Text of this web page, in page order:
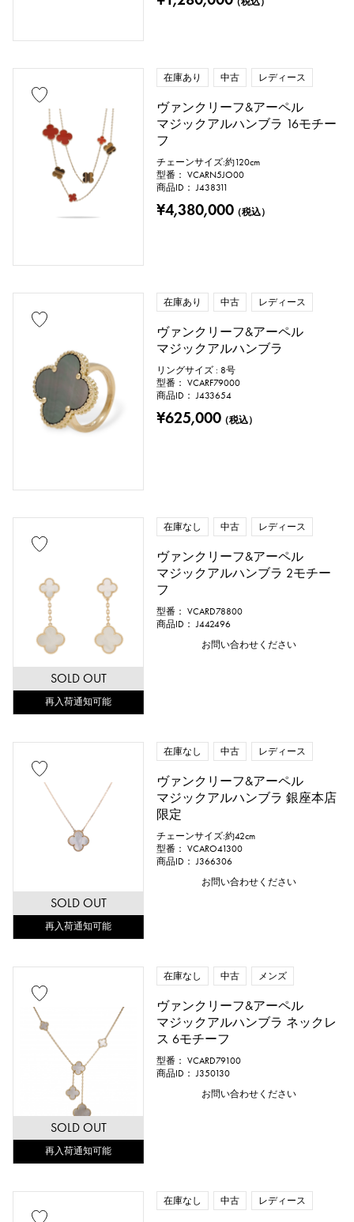
在庫あり 中古 レディース
ヴァンクリーフ&アーペル
マジックアルハンブラ 16モチー
フ
チェーンサイズ:約120cm
型番： VCARN5JO00
商品ID： J438311
¥4,380,000（税込）
在庫あり 中古 レディース
ヴァンクリーフ&アーペル
マジックアルハンブラ
リングサイズ : 8号
型番： VCARF79000
商品ID： J433654
¥625,000（税込）
SOLD OUT
再入荷通知可能
在庫なし 中古 レディース
ヴァンクリーフ&アーペル
マジックアルハンブラ 2モチー
フ
型番： VCARD78800
商品ID： J442496
お問い合わせください
SOLD OUT
再入荷通知可能
在庫なし 中古 レディース
ヴァンクリーフ&アーペル
マジックアルハンブラ 銀座本店
限定
チェーンサイズ:約42cm
型番： VCARO41300
商品ID： J366306
お問い合わせください
SOLD OUT
再入荷通知可能
在庫なし 中古 メンズ
ヴァンクリーフ&アーペル
マジックアルハンブラ ネックレ
ス 6モチーフ
型番： VCARD79100
商品ID： J350130
お問い合わせください
在庫なし 中古 レディース